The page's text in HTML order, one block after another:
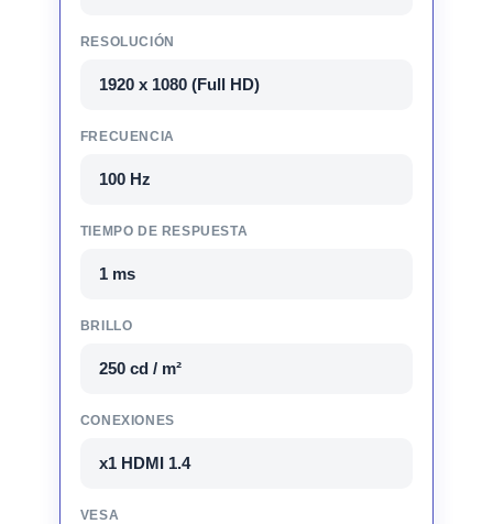
RESOLUCIÓN
1920 x 1080 (Full HD)
FRECUENCIA
100 Hz
TIEMPO DE RESPUESTA
1 ms
BRILLO
250 cd / m²
CONEXIONES
x1 HDMI 1.4
VESA